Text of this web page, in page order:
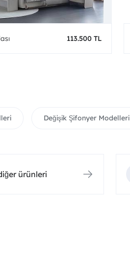
113.500 TL
Değişik Şifonyer Modelleri
ürünleri